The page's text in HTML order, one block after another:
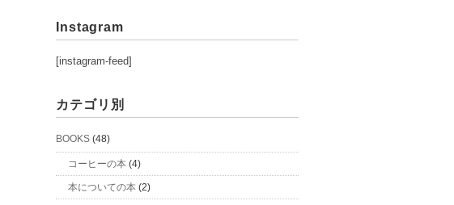
Instagram
[instagram-feed]
カテゴリ別
BOOKS (48)
コーヒーの本 (4)
本についての本 (2)